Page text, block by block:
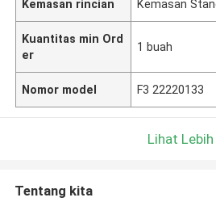
Kemasan rincian Kemasan
Kuantitas min Ord
er
1 buah
Nomor model F3 22220133
Lihat Lebih
Tentang kita